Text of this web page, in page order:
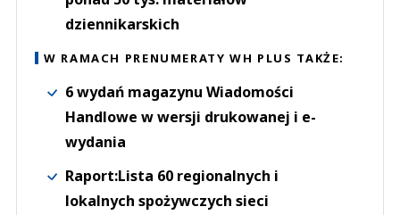
dziennikarskich
W RAMACH PRENUMERATY WH PLUS TAKŻE:
6 wydań magazynu Wiadomości
Handlowe w wersji drukowanej i e-
wydania
Raport:Lista 60 regionalnych i
lokalnych spożywczych sieci